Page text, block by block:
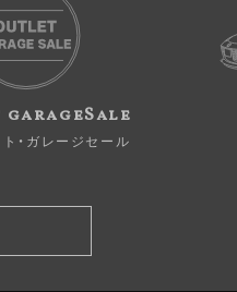
・ガレージセール